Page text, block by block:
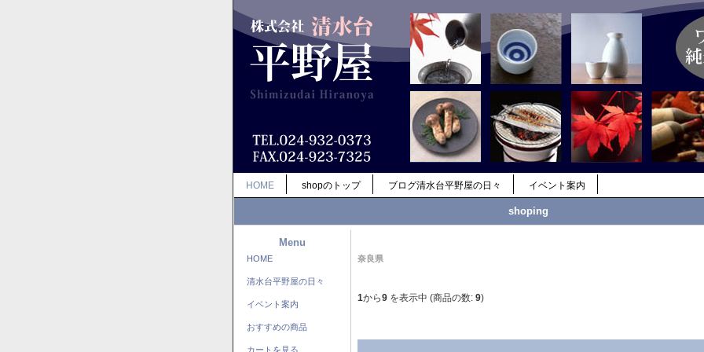
HOME shopのトップ ブログ清水台平野屋の日々 イベント案内
shoping
Menu
HOME
清水台平野屋の日々
イベント案内
おすすめの商品
カートを見る
奈良県
1から9 を表示中 (商品の数: 9)